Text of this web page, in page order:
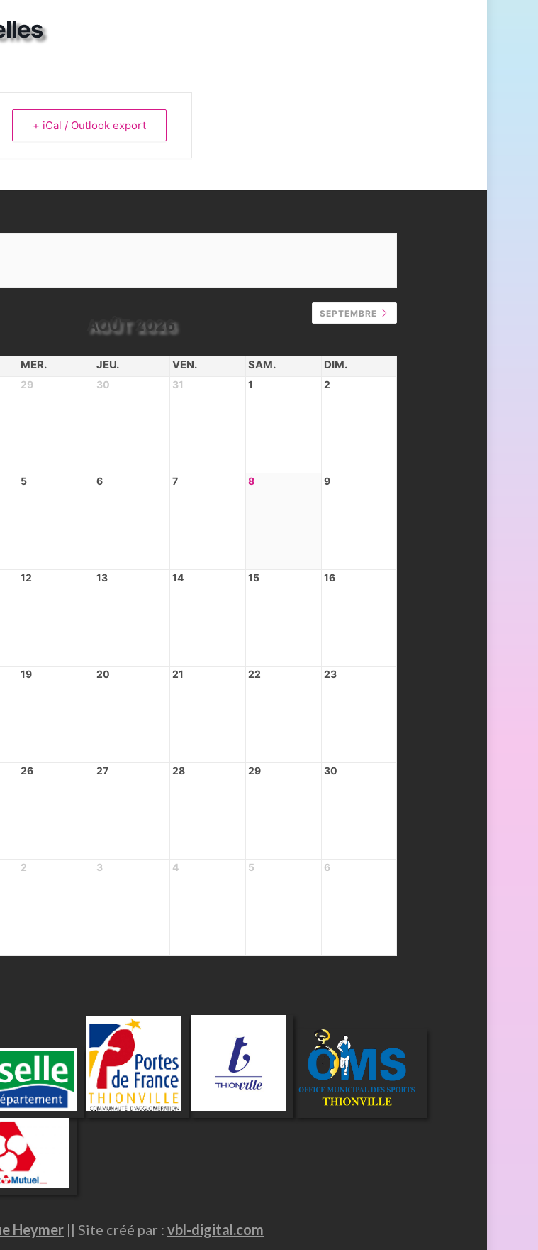
+ iCal / Outlook export
AOÛT 2026
SEPTEMBRE
MER. JEU. VEN. SAM. DIM.
29 30 31 1 2
5 6 7 8 9
12 13 14 15 16
19 20 21 22 23
26 27 28 29 30
2 3 4 5 6
Heymer || Site créé par : vbl-digital.com